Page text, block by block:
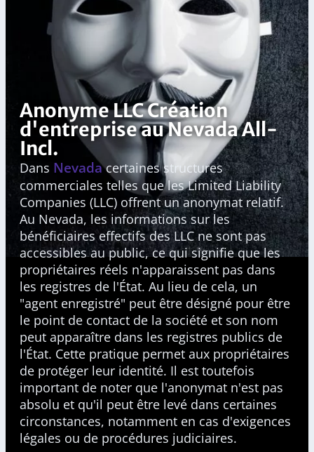
Anonyme LLC Création
d'entreprise au Nevada All-
Incl.
Dans Nevadacertaines structures
commerciales telles que les Limited Liability
Companies (LLC) offrent un anonymat relatif.
Au Nevada, les informations sur les
bénéficiaires effectifs des LLC ne sont pas
accessibles au public, ce qui signifie que les
propriétaires réels n'apparaissent pas dans
les registres de l'État. Au lieu de cela, un
"agent enregistré" peut être désigné pour être
le point de contact de la société et son nom
peut apparaître dans les registres publics de
l'État. Cette pratique permet aux propriétaires
de protéger leur identité. Il est toutefois
important de noter que l'anonymat n'est pas
absolu et qu'il peut être levé dans certaines
circonstances, notamment en cas d'exigences
légales ou de procédures judiciaires.